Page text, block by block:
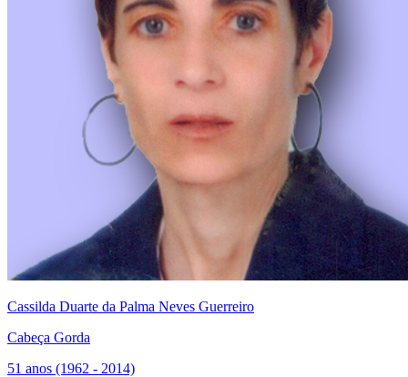
Cassilda Duarte da Palma Neves Guerreiro
Cabeça Gorda
51 anos (1962 - 2014)